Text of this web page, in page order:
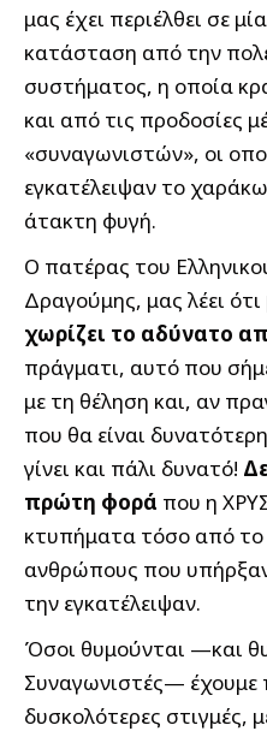
μας έχει περιέλθει σε
κατάσταση από την
συστήματος, η οποία
και από τις προδοσίες
«συναγωνιστών», οι
εγκατέλειψαν το
άτακτη φυγή.
Ο πατέρας του
Δραγούμης, μας λέει ότι
χωρίζει το αδύνατο
πράγματι, αυτό που
με τη θέληση και, αν
που θα είναι
γίνει και πάλι δυνατό!
πρώτη φορά που η
κτυπήματα τόσο από
ανθρώπους που
την εγκατέλειψαν.
Όσοι θυμούνται —και
Συναγωνιστές— έχουμε
δυσκολότερες στιγμές,